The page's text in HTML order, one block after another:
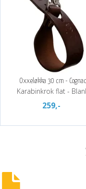
Oxxeløkka 30 cm - Cognac
Karabinkrok flat -
259,-